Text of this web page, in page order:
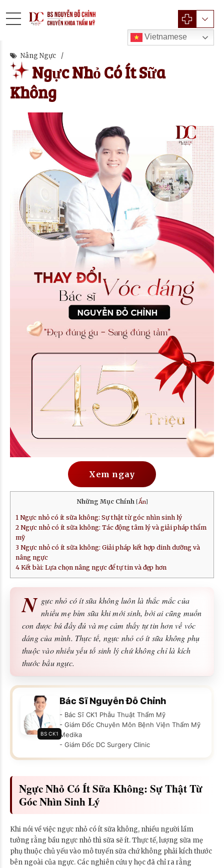
Vietnamese
Nâng Ngực
Ngực Nhỏ Có Ít Sữa
Không
Xem ngay
Những Mục Chính [Ẩn]
1 Ngực nhỏ có ít sữa không: Sự thật từ góc nhìn sinh lý
2 Ngực nhỏ có ít sữa không: Tác động tâm lý và giải pháp thẩm
mỹ
3 Ngực nhỏ có ít sữa không: Giải pháp kết hợp dinh dưỡng và
nâng ngực
4 Kết bài: Lựa chọn nâng ngực để tự tin và đẹp hơn
N gực nhỏ có ít sữa không luôn là thắc mắc của
nhiều mẹ bỉm sữa khi mới sinh, bởi ai cũng muốn
con được bú đầy đủ và mẹ cảm thấy tự tin hơn về vóc
dáng của mình. Thực tế, ngực nhỏ có ít sữa không phụ
thuộc vào nhiều yếu tố sinh lý chứ không chỉ là kích
thước bầu ngực.
BS CK1
Bác Sĩ Nguyễn Đỗ Chỉnh
- Bác Sĩ CK1 Phẫu Thuật Thẩm Mỹ
- Giám Đốc Chuyên Môn Bệnh Viện Thẩm Mỹ
Medika
- Giám Đốc DC Surgery Clinic
Ngực Nhỏ Có Ít Sữa Không: Sự Thật Từ
Góc Nhìn Sinh Lý
Khi nói về việc ngực nhỏ có ít sữa không, nhiều người lầm
tưởng rằng bầu ngực nhỏ thì sữa sẽ ít. Thực tế, lượng sữa mẹ
phụ thuộc chủ yếu vào mô tuyến sữa chứ không phải kích thước
bên ngoài của ngực. Các nghiên cứu y học đã chỉ ra rằng